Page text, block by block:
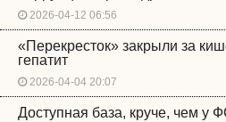
2026-04-12 06:56
«Перекресток» закрыли за
гепатит
2026-04-04 20:07
Доступная база, круче, чем у